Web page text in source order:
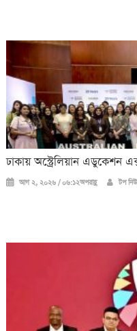
ঢাকায় অস্ট্রেলিয়ান এডুকেশন
আগ ২, ২০২৬ / ০৬:১২অপরাহ্ণ টপ